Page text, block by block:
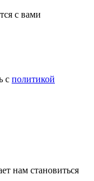
с вами
с политикой
нам становиться